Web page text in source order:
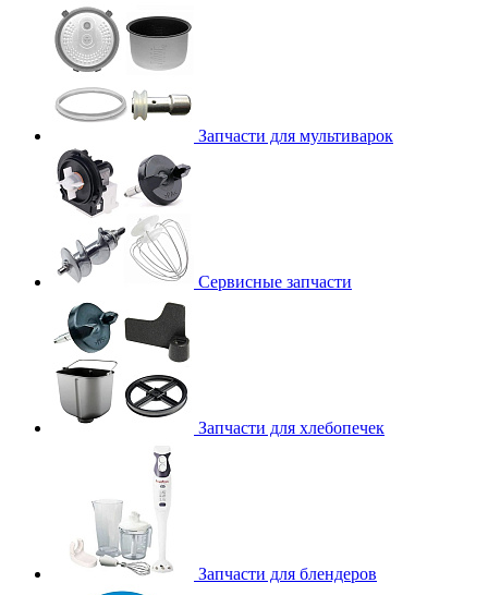
Запчасти для мультиварок
Сервисные запчасти
Запчасти для хлебопечек
Запчасти для блендеров